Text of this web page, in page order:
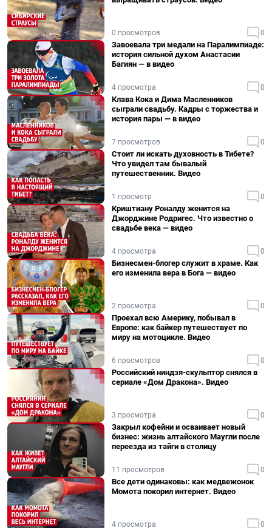
0 просмотров 0
Завоевала три медали на Паралимпиаде:
история сильной духом Анастасии
Багиян — в видео
4 просмотра 0
Клава Кока и Дима Масленников
сыграли свадьбу. Кадры с торжества и
история пары — в видео
7 просмотров 0
Стоит ли искать духовность в Тибете?
Что увидел там бывалый
путешественник. Видео
1 просмотр 0
Криштиану Роналду женится на
Джорджине Родригес. Что известно о
свадьбе века — видео
4 просмотра 0
Бизнесмен-блогер служит в храме. Как
его изменила вера в Бога — видео
2 просмотра 0
Проехал всю Америку, побывал в
Европе: как байкер путешествует по
миру на мотоцикле. Видео
6 просмотров 0
Российский ниндзя-скульптор снялся в
сериале «Дом Дракона». Видео
3 просмотра 0
Закрыл кофейни и осваивает новый
бизнес: жизнь алтайского Маугли после
переезда из тайги в столицу
11 просмотров 0
Все дети одинаковы: как медвежонок
Момота покорил интернет. Видео
4 просмотра 0